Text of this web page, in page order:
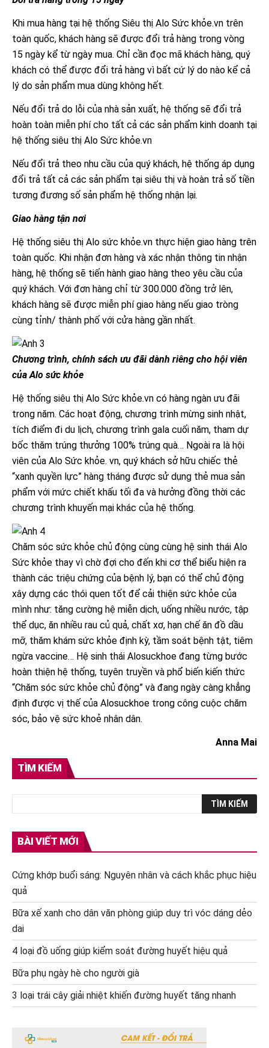
Khi mua hàng tại hệ thống Siêu thị Alo Sức khỏe.vn trên
toàn quốc, khách hàng sẽ được đổi trả hàng trong vòng
15 ngày kể từ ngày mua. Chỉ cần đọc mã khách hàng, quý
khách có thể được đổi trả hàng vì bất cứ lý do nào kể cả
lý do sản phẩm mua dùng không hết.
Nếu đổi trả do lỗi của nhà sản xuất, hệ thống sẽ đổi trả
hoàn toàn miễn phí cho tất cả các sản phẩm kinh doanh tại
hệ thống siêu thị Alo Sức khỏe.vn
Nếu đổi trả theo nhu cầu của quý khách, hệ thống áp dụng
đổi trả tất cả các sản phẩm tại siêu thị và hoàn trả số tiền
tương đương số sản phẩm hệ thống nhận lại.
Giao hàng tận nơi
Hệ thống siêu thị Alo sức khỏe.vn thực hiện giao hàng trên
toàn quốc. Khi nhận đơn hàng và xác nhận thông tin nhận
hàng, hệ thống sẽ tiến hành giao hàng theo yêu cầu của
quý khách. Với đơn hàng chỉ từ 300.000 đồng trở lên,
khách hàng sẽ được miễn phí giao hàng nếu giao tròng
cùng tỉnh/ thành phố với cửa hàng gần nhất.
Chương trình, chính sách ưu đãi dành riêng cho hội viên
của Alo sức khỏe
Hệ thống siêu thị Alo Sức khỏe.vn có hàng ngàn ưu đãi
trong năm. Các hoạt động, chương trình mừng sinh nhật,
tích điểm đi du lịch, chương trình gala cuối năm, tham dự
bốc thăm trúng thưởng 100% trúng quà… Ngoài ra là hội
viên của Alo Sức khỏe. vn, quý khách sở hữu chiếc thẻ
“xanh quyền lực” hàng tháng được sử dụng thẻ mua sản
phẩm với mức chiết khấu tối đa và hưởng đồng thời các
chương trình khuyến mại khác của hệ thống.
Chăm sóc sức khỏe chủ động cùng cùng hệ sinh thái Alo
Sức khỏe thay vì chờ đợi cho đến khi cơ thể biểu hiện ra
thành các triệu chứng của bệnh lý, bạn có thể chủ động
xây dựng các thói quen tốt để cải thiện sức khỏe của
mình như: tăng cường hệ miễn dịch, uống nhiều nước, tập
thể dục, ăn nhiều rau củ quả, chất xơ, hạn chế ăn đồ dầu
mỡ, thăm khám sức khỏe định kỳ, tầm soát bệnh tật, tiêm
ngừa vaccine… Hệ sinh thái Alosuckhoe đang từng bước
hoàn thiện hệ thống, tuyên truyền và phổ biến kiến thức
“Chăm sóc sức khỏe chủ động” và đang ngày càng khẳng
định được vị thế của Alosuckhoe trong công cuộc chăm
sóc, bảo vệ sức khoẻ nhân dân.
Anna Mai
TÌM KIẾM
BÀI VIẾT MỚI
Cứng khớp buổi sáng: Nguyên nhân và cách khắc phục hiệu
quả
Bữa xế xanh cho dân văn phòng giúp duy trì vóc dáng dẻo
dai
4 loại đồ uống giúp kiểm soát đường huyết hiệu quả
Bữa phụ ngày hè cho người già
3 loại trái cây giải nhiệt khiến đường huyết tăng nhanh